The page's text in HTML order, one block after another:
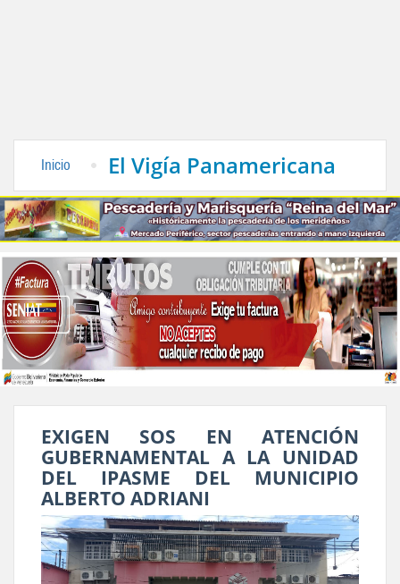
Inicio El Vigía Panamericana
EXIGEN SOS EN ATENCIÓN
GUBERNAMENTAL A LA UNIDAD
DEL IPASME DEL MUNICIPIO
ALBERTO ADRIANI